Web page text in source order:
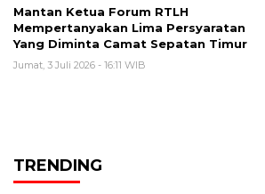
Mantan Ketua Forum RTLH
Mempertanyakan Lima Persyaratan
Yang Diminta Camat Sepatan Timur
Jumat, 3 Juli 2026 - 16:11 WIB
TRENDING